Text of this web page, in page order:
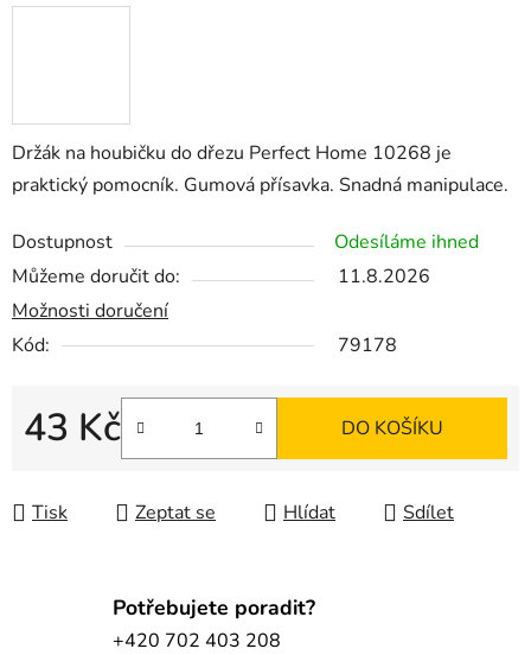
Držák na houbičku do dřezu Perfect Home 10268 je
praktický pomocník. Gumová přísavka. Snadná manipulace.
Dostupnost
Odesíláme ihned
Můžeme doručit do:
11.8.2026
Možnosti doručení
Kód:
79178
43 Kč
Měrná cena:
DO KOŠÍKU
Tisk Zeptat se Hlídat Sdílet
Potřebujete poradit?
+420 702 403 208